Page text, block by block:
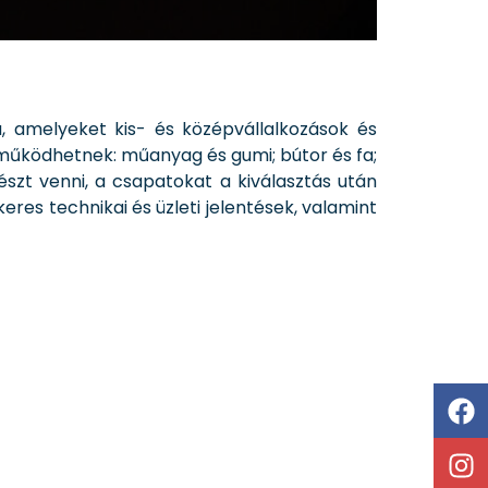
kis- és középvállalkozások és
műanyag és gumi; bútor és fa;
venni, a csapatokat a kiválasztás után
technikai és üzleti jelentések, valamint